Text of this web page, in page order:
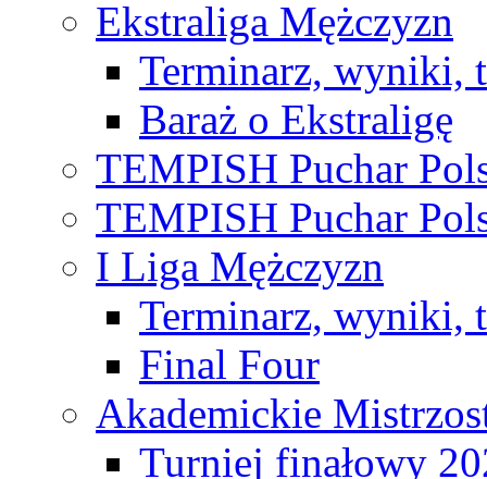
Ekstraliga Mężczyzn
Terminarz, wyniki,
Baraż o Ekstraligę
TEMPISH Puchar
TEMPISH Puchar
I Liga Mężczyzn
Terminarz, wyniki,
Final Four
Akademickie
Turniej finałowy